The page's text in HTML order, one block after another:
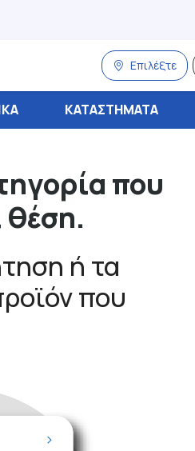
Επιλέξτε
ΚΑΤΑΣΤΉΜΑΤΑ
που
θέση.
ή τα
που